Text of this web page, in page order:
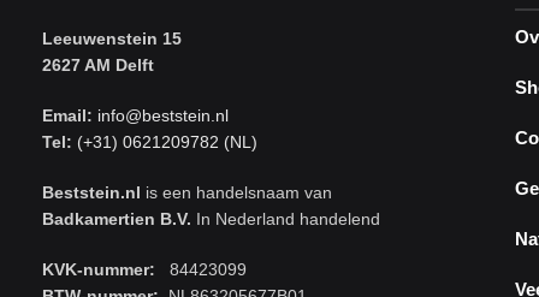
Leeuwenstein 15
2627 AM Delft
Email: info@beststein.nl
Tel: (+31) 0621209782 (NL)
Beststein.nl is een handelsnaam van
Badkamertien B.V. In Nederland handelend
KVK-nummer: 84423099